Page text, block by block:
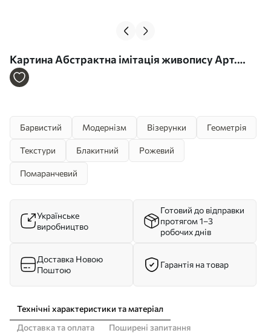
Картина Абстрактна імітація живопису Арт.
s43227
Барвистий Модернізм Візерунки Геометрія
Текстури Блакитний Рожевий
Помаранчевий
Українське
виробництво
Готовий до відправки
протягом 1–3
робочих днів
Доставка Новою
Поштою
Гарантія на товар
Технічні характеристики та матеріал
Доставка та оплата
Поширені запитання